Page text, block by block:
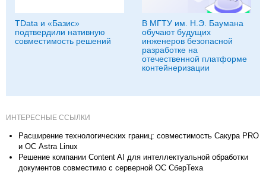
TData и «Базис»
подтвердили нативную
совместимость решений
В МГТУ им. Н.Э. Баумана
обучают будущих
инженеров безопасной
разработке на
отечественной платформе
контейнеризации
ИНТЕРЕСНЫЕ ССЫЛКИ
Расширение технологических границ: совместимость Сакура PRO
и ОС Astra Linux
Решение компании Content AI для интеллектуальной обработки
документов совместимо с серверной ОС СберТеха